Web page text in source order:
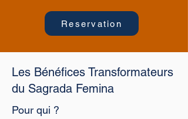
Reservation
Les Bénéfices Transformateurs
du Sagrada Femina
Pour qui ?